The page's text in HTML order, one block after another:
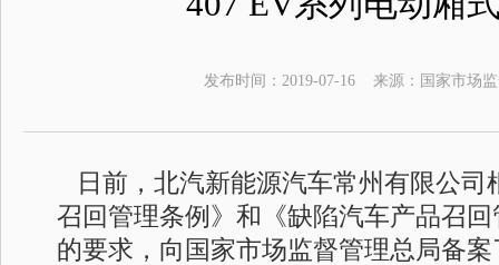
发布时间： 2019-07-16 来源： 国家市场
日前，北汽新能源汽车常州有限公司
召回管理条例》和《缺陷汽车产品召
的要求，向国家市场监督管理总局备